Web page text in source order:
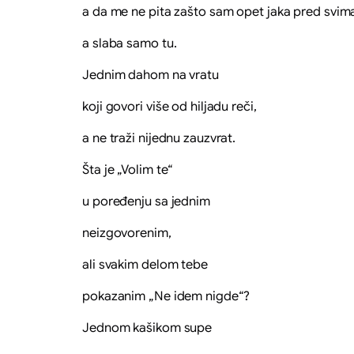
a da me ne pita zašto sam opet jaka pred
a slaba samo tu.
Jednim dahom na vratu
koji govori više od hiljadu reči,
a ne traži nijednu zauzvrat.
Šta je „Volim te“
u poređenju sa jednim
neizgovorenim,
ali svakim delom tebe
pokazanim „Ne idem nigde“?
Jednom kašikom supe